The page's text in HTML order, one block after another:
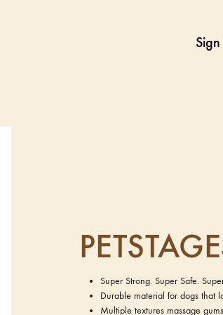
Super Strong. Super Safe.
Durable material for dogs that
Multiple textures massage gums